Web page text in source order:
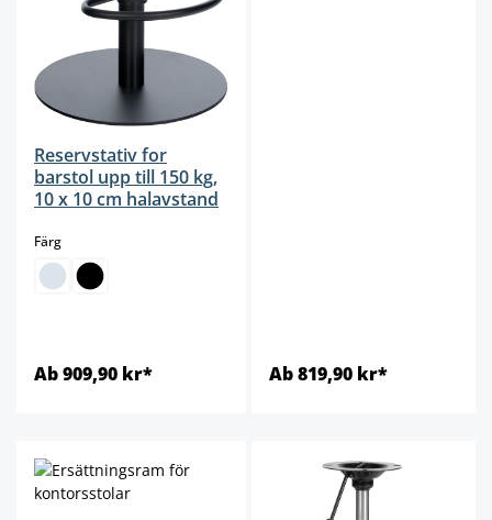
Reservstativ for
barstol upp till 150 kg,
10 x 10 cm halavstand
Färgselect
Ab 909,90 kr* Ab 819,90 kr*